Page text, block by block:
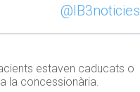
@IB3noticies
estaven caducats o
la concessionària.